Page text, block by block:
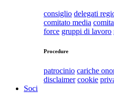
consiglio delegati
comitato media
force gruppi di lavoro
Procedure
patrocinio cariche
disclaimer cookie
Soci